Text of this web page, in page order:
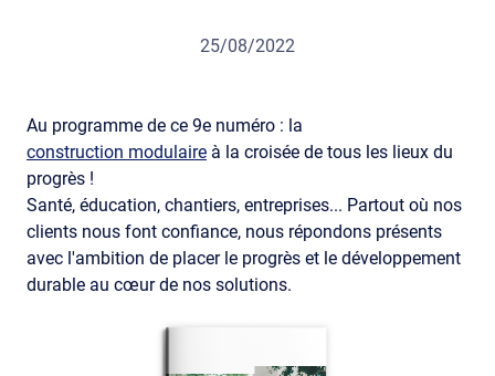
25/08/2022
Au programme de ce 9e numéro : la
construction modulaire à la croisée de tous les lieux du
progrès !
Santé, éducation, chantiers, entreprises... Partout où nos
clients nous font confiance, nous répondons présents
avec l'ambition de placer le progrès et le développement
durable au cœur de nos solutions.